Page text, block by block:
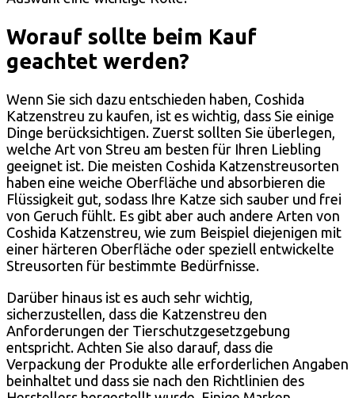
Worauf sollte beim Kauf
geachtet werden?
Wenn Sie sich dazu entschieden haben, Coshida
Katzenstreu zu kaufen, ist es wichtig, dass Sie einige
Dinge berücksichtigen. Zuerst sollten Sie überlegen,
welche Art von Streu am besten für Ihren Liebling
geeignet ist. Die meisten Coshida Katzenstreusorten
haben eine weiche Oberfläche und absorbieren die
Flüssigkeit gut, sodass Ihre Katze sich sauber und frei
von Geruch fühlt. Es gibt aber auch andere Arten von
Coshida Katzenstreu, wie zum Beispiel diejenigen mit
einer härteren Oberfläche oder speziell entwickelte
Streusorten für bestimmte Bedürfnisse.
Darüber hinaus ist es auch sehr wichtig,
sicherzustellen, dass die Katzenstreu den
Anforderungen der Tierschutzgesetzgebung
entspricht. Achten Sie also darauf, dass die
Verpackung der Produkte alle erforderlichen Angaben
beinhaltet und dass sie nach den Richtlinien des